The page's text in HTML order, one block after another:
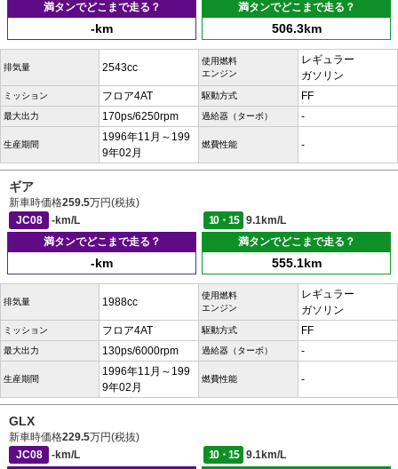
満タンでどこまで走る？
-km
満タンでどこまで走る？
506.3km
排気量 2543cc
使用燃料
エンジン
レギュラー
ガソリン
ミッション フロア4AT 駆動方式 FF
最大出力 170ps/6250rpm 過給器（ターボ） -
生産期間
1996年11月～199
9年02月
燃費性能 -
ギア
新車時価格259.5万円(税抜)
JC08
-km/L 10・15
9.1km/L
満タンでどこまで走る？
-km
満タンでどこまで走る？
555.1km
排気量 1988cc
使用燃料
エンジン
レギュラー
ガソリン
ミッション フロア4AT 駆動方式 FF
最大出力 130ps/6000rpm 過給器（ターボ） -
生産期間
1996年11月～199
9年02月
燃費性能 -
GLX
新車時価格229.5万円(税抜)
JC08
-km/L 10・15
9.1km/L